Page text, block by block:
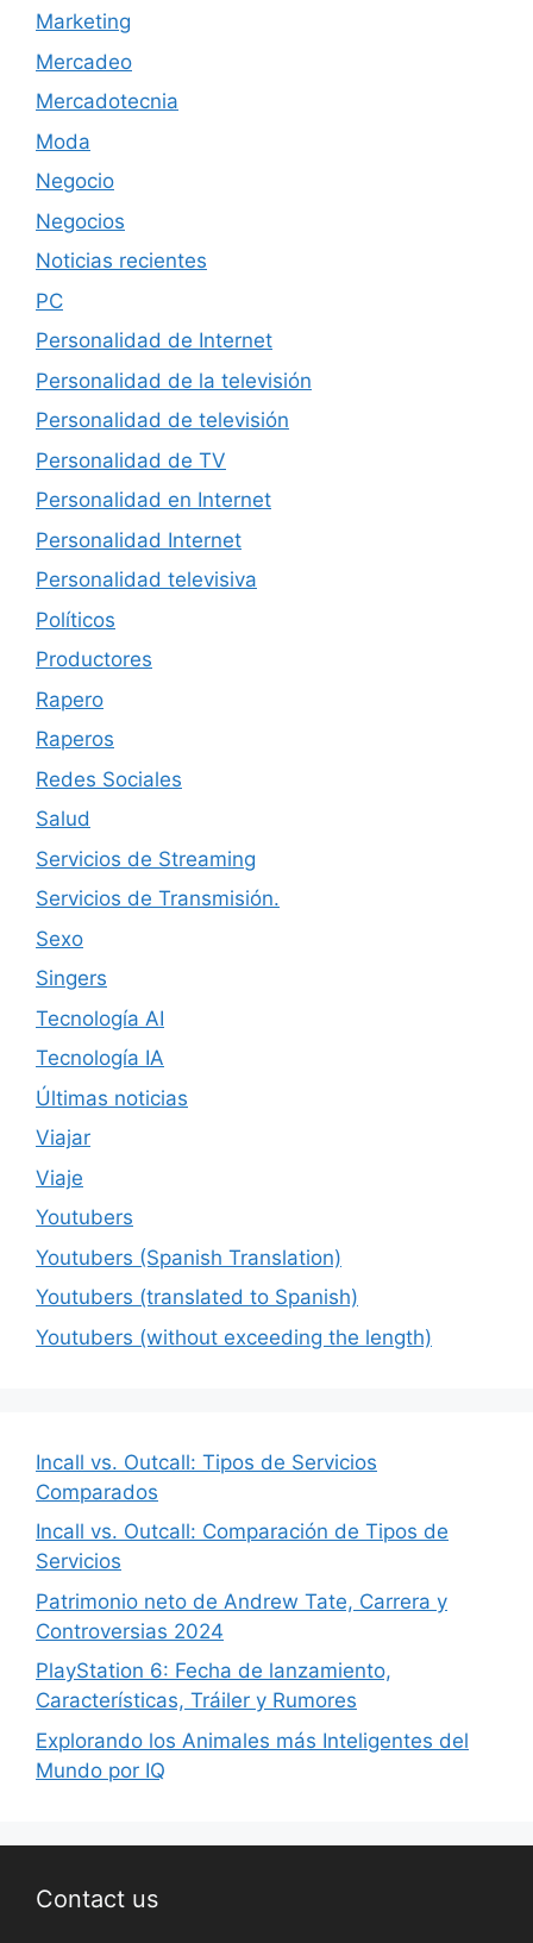
Marketing
Mercadeo
Mercadotecnia
Moda
Negocio
Negocios
Noticias recientes
PC
Personalidad de Internet
Personalidad de la televisión
Personalidad de televisión
Personalidad de TV
Personalidad en Internet
Personalidad Internet
Personalidad televisiva
Políticos
Productores
Rapero
Raperos
Redes Sociales
Salud
Servicios de Streaming
Servicios de Transmisión.
Sexo
Singers
Tecnología AI
Tecnología IA
Últimas noticias
Viajar
Viaje
Youtubers
Youtubers (Spanish Translation)
Youtubers (translated to Spanish)
Youtubers (without exceeding the length)
Incall vs. Outcall: Tipos de Servicios
Comparados
Incall vs. Outcall: Comparación de Tipos de
Servicios
Patrimonio neto de Andrew Tate, Carrera y
Controversias 2024
PlayStation 6: Fecha de lanzamiento,
Características, Tráiler y Rumores
Explorando los Animales más Inteligentes del
Mundo por IQ
Contact us